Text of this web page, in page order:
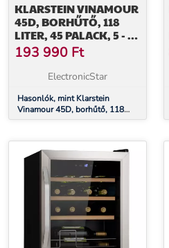
KLARSTEIN VINAMOUR
45D, BORHŰTŐ, 118
LITER, 45 PALACK, 5 - 18
°C, 2 ZÓNA,
ROZSDAMENTES ACÉL
193 990 Ft
ElectronicStar
Hasonlók, mint Klarstein
Vinamour 45D, borhűtő, 118
liter, 45 palack, 5 - 18 °C, 2